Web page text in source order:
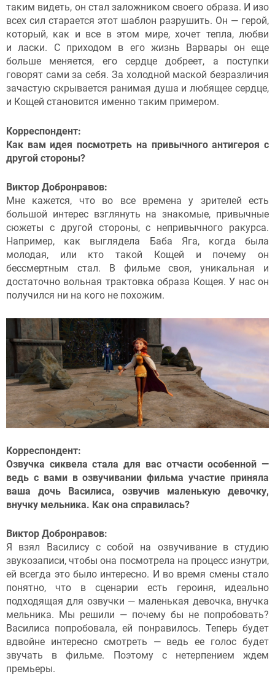
таким видеть, он стал заложником своего образа. И изо
всех сил старается этот шаблон разрушить. Он — герой,
который, как и все в этом мире, хочет тепла, любви
и ласки. С приходом в его жизнь Варвары он еще
больше меняется, его сердце добреет, а поступки
говорят сами за себя. За холодной маской безразличия
зачастую скрывается ранимая душа и любящее сердце,
и Кощей становится именно таким примером.
Корреспондент:
Как вам идея посмотреть на привычного антигероя с
другой стороны?
Виктор Добронравов:
Мне кажется, что во все времена у зрителей есть
большой интерес взглянуть на знакомые, привычные
сюжеты с другой стороны, с непривычного ракурса.
Например, как выглядела Баба Яга, когда была
молодая, или кто такой Кощей и почему он
бессмертным стал. В фильме своя, уникальная и
достаточно вольная трактовка образа Кощея. У нас он
получился ни на кого не похожим.
Корреспондент:
Озвучка сиквела стала для вас отчасти особенной —
ведь с вами в озвучивании фильма участие приняла
ваша дочь Василиса, озвучив маленькую девочку,
внучку мельника. Как она справилась?
Виктор Добронравов:
Я взял Василису с собой на озвучивание в студию
звукозаписи, чтобы она посмотрела на процесс изнутри,
ей всегда это было интересно. И во время смены стало
понятно, что в сценарии есть героиня, идеально
подходящая для озвучки — маленькая девочка, внучка
мельника. Мы решили — почему бы не попробовать?
Василиса попробовала, ей понравилось. Теперь будет
вдвойне интересно смотреть — ведь ее голос будет
звучать в фильме. Поэтому с нетерпением ждем
премьеры.